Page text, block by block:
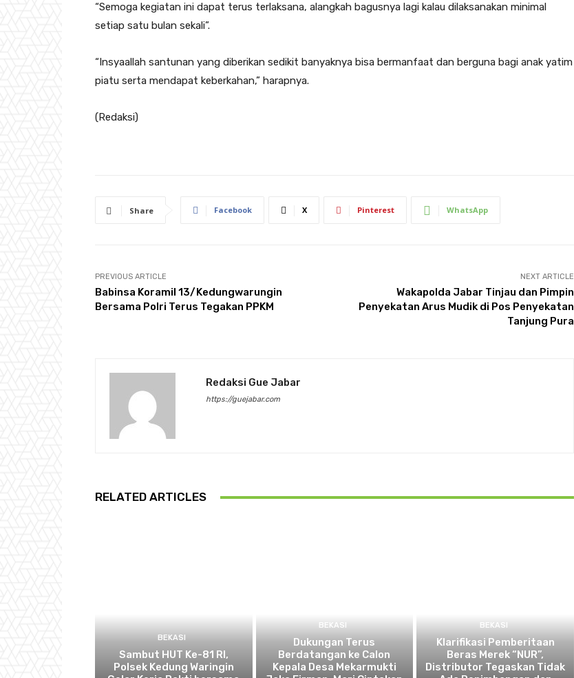
“Semoga kegiatan ini dapat terus terlaksana, alangkah bagusnya lagi kalau dilaksanakan minimal
setiap satu bulan sekali”.
“Insyaallah santunan yang diberikan sedikit banyaknya bisa bermanfaat dan berguna bagi anak yatim
piatu serta mendapat keberkahan,” harapnya.
(Redaksi)
Share Facebook X Pinterest WhatsApp
PREVIOUS ARTICLE
Babinsa Koramil 13/Kedungwarungin
Bersama Polri Terus Tegakan PPKM
NEXT ARTICLE
Wakapolda Jabar Tinjau dan Pimpin
Penyekatan Arus Mudik di Pos Penyekatan
Tanjung Pura
Redaksi Gue Jabar
https://guejabar.com
RELATED ARTICLES
BEKASI
Sambut HUT Ke-81 RI,
Polsek Kedung Waringin
BEKASI
Dukungan Terus
Berdatangan ke Calon
Kepala Desa Mekarmukti
BEKASI
Klarifikasi Pemberitaan
Beras Merek “NUR”,
Distributor Tegaskan Tidak